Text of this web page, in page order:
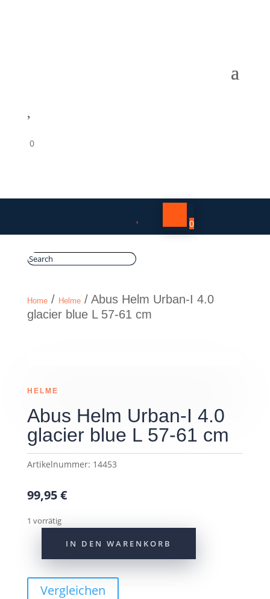
0
0
Home/ Helme/ Abus Helm Urban-I 4.0
glacier blue L 57-61 cm
HELME
Abus Helm Urban-I 4.0
glacier blue L 57-61 cm
Artikelnummer: 14453
99,95€
1 vorrätig
Urban-
IN DEN WARENKORB
Vergleichen